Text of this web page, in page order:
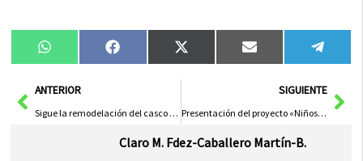
Compartir
en
WhatsAppCompartir
en
FacebookCompartir
en
X
(Twitter)
Compartir
en
Email
en
AntANTERIOR
Sigue la remodelación del casco urbano de Herencia
SIGUIENTE
Presentación del proyecto «Niños Limpiabotas»
Claro M. Fdez-Caballero Martín-B.